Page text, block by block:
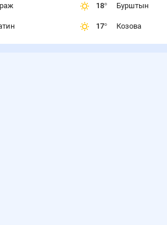
18° Бурштын
17° Козова